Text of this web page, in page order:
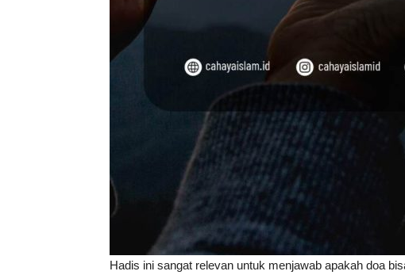
Hadis ini sangat relevan untuk menjawab apakah doa